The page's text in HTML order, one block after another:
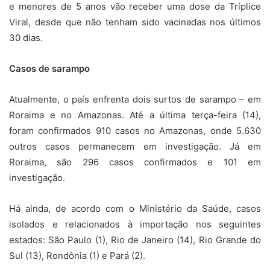
e menores de 5 anos vão receber uma dose da Tríplice
Viral, desde que não tenham sido vacinadas nos últimos
30 dias.
Casos de sarampo
Atualmente, o país enfrenta dois surtos de sarampo – em
Roraima e no Amazonas. Até a última terça-feira (14),
foram confirmados 910 casos no Amazonas, onde 5.630
outros casos permanecem em investigação. Já em
Roraima, são 296 casos confirmados e 101 em
investigação.
Há ainda, de acordo com o Ministério da Saúde, casos
isolados e relacionados à importação nos seguintes
estados: São Paulo (1), Rio de Janeiro (14), Rio Grande do
Sul (13), Rondônia (1) e Pará (2).